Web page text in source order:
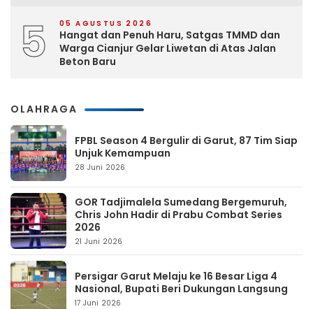
5 05 AGUSTUS 2026
Hangat dan Penuh Haru, Satgas TMMD dan
Warga Cianjur Gelar Liwetan di Atas Jalan
Beton Baru
OLAHRAGA
FPBL Season 4 Bergulir di Garut, 87 Tim Siap
Unjuk Kemampuan
28 Juni 2026
GOR Tadjimalela Sumedang Bergemuruh,
Chris John Hadir di Prabu Combat Series
2026
21 Juni 2026
Persigar Garut Melaju ke 16 Besar Liga 4
Nasional, Bupati Beri Dukungan Langsung
17 Juni 2026